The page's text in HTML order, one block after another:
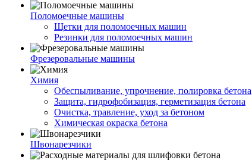
Поломоечные машины
Щетки для поломоечных машин
Резинки для поломоечных машин
Фрезеровальные машины
Химия
Обеспыливание, упрочнение, полировка бетона
Защита, гидрофобизация, герметизация бетона
Очистка, травление, уход за бетоном
Химическая окраска бетона
Швонарезчики